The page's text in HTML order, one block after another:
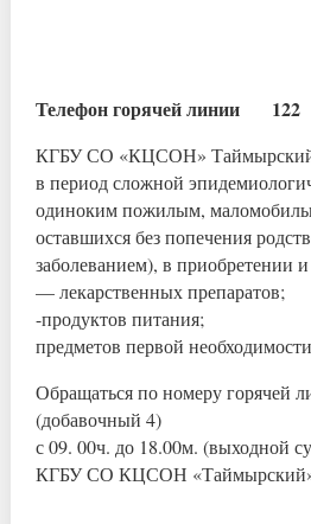
Телефон горячей линии
КГБУ СО «КЦСОН»
в период сложной
одиноким пожилым,
оставшихся без попечения
заболеванием), в приобретении и
— лекарственных препаратов;
-продуктов питания;
предметов первой
Обращаться по номеру горячей
(добавочный 4)
с 09. 00ч. до 18.00м. (выходной
КГБУ СО КЦСОН